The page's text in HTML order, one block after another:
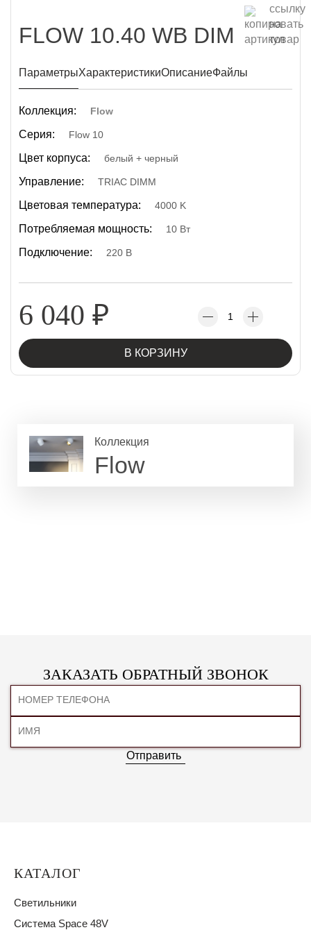
FLOW 10.40 WB DIM
ПараметрыХарактеристикиОписаниеФайлы
Коллекция: Flow
Серия: Flow 10
Цвет корпуса: белый + черный
Управление: TRIAC DIMM
Цветовая температура: 4000 K
Потребляемая мощность: 10 Вт
Подключение: 220 В
6 040 ₽
В КОРЗИНУ
Коллекция
Flow
ЗАКАЗАТЬ ОБРАТНЫЙ ЗВОНОК
Отправить
КАТАЛОГ
Светильники
Система Space 48V